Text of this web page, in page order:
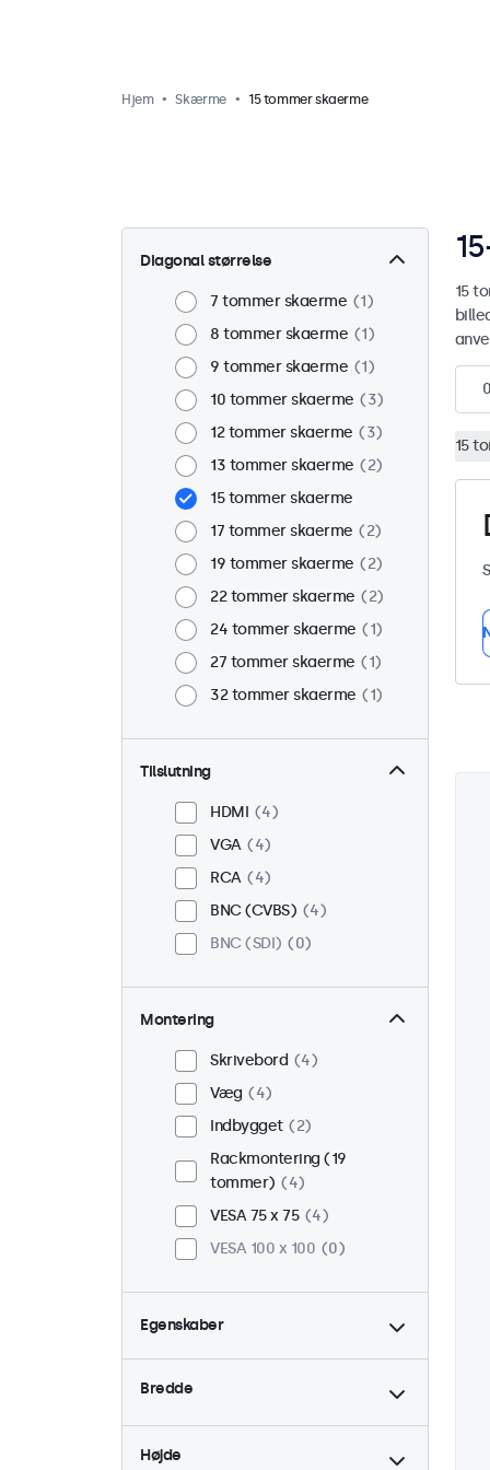
Hjem Skærme 15 tommer skaerme
Diagonal størrelse
7 tommer skaerme
1
8 tommer skaerme
1
9 tommer skaerme
1
10 tommer skaerme
3
12 tommer skaerme
3
13 tommer skaerme
2
15 tommer skaerme
17 tommer skaerme
2
19 tommer skaerme
2
22 tommer skaerme
2
24 tommer skaerme
1
27 tommer skaerme
1
32 tommer skaerme
1
Tilslutning
HDMI
4
VGA
4
RCA
4
BNC (CVBS)
4
BNC (SDI)
0
Montering
Skrivebord
4
Væg
4
Indbygget
2
Rackmontering (19
tommer)
4
VESA 75 x 75
4
VESA 100 x 100
0
Egenskaber
4:3 / 5:4
1
Dæmpbar
4
Bredde
Højde
15
0
15